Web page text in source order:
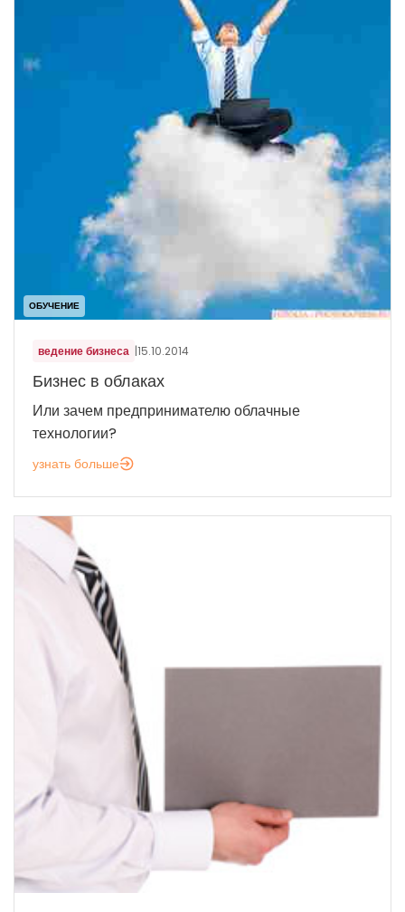
ОБУЧЕНИЕ
ведение бизнеса |15.10.2014
Бизнес в облаках
Или зачем предпринимателю облачные
технологии?
узнать больше